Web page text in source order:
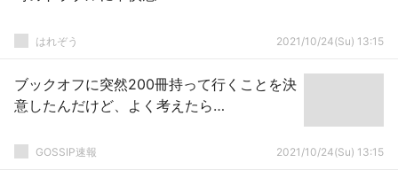
はれぞう 2021/10/24(Su) 13:15
ブックオフに突然200冊持って行くことを決
意したんだけど、よく考えたら…
GOSSIP速報 2021/10/24(Su) 13:15